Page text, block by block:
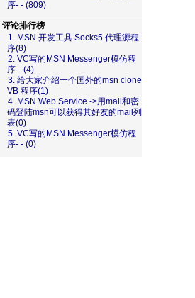
序- - (809)
评论排行榜
1. MSN 开发工具 Socks5 代理源程
序(8)
2. VC写的MSN Messenger模仿程
序- -(4)
3. 给大家介绍一个国外的msn clone
VB 程序(1)
4. MSN Web Service ->用mail和密
码登陆msn可以获得其好友的mail列
表(0)
5. VC写的MSN Messenger模仿程
序- - (0)